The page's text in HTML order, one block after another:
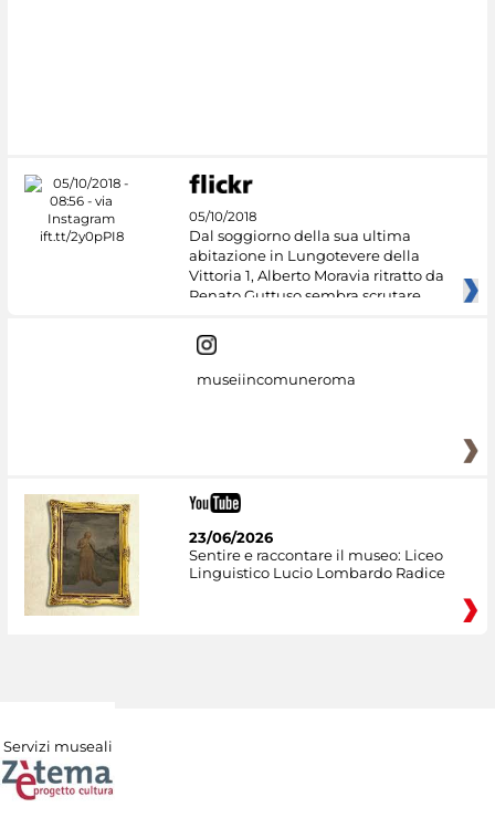
05/10/2018
Dal soggiorno della sua ultima
abitazione in Lungotevere della
Vittoria 1, Alberto Moravia ritratto da
Renato Guttuso sembra scrutare
museiincomuneroma
23/06/2026
Sentire e raccontare il museo: Liceo
Linguistico Lucio Lombardo Radice
Servizi museali